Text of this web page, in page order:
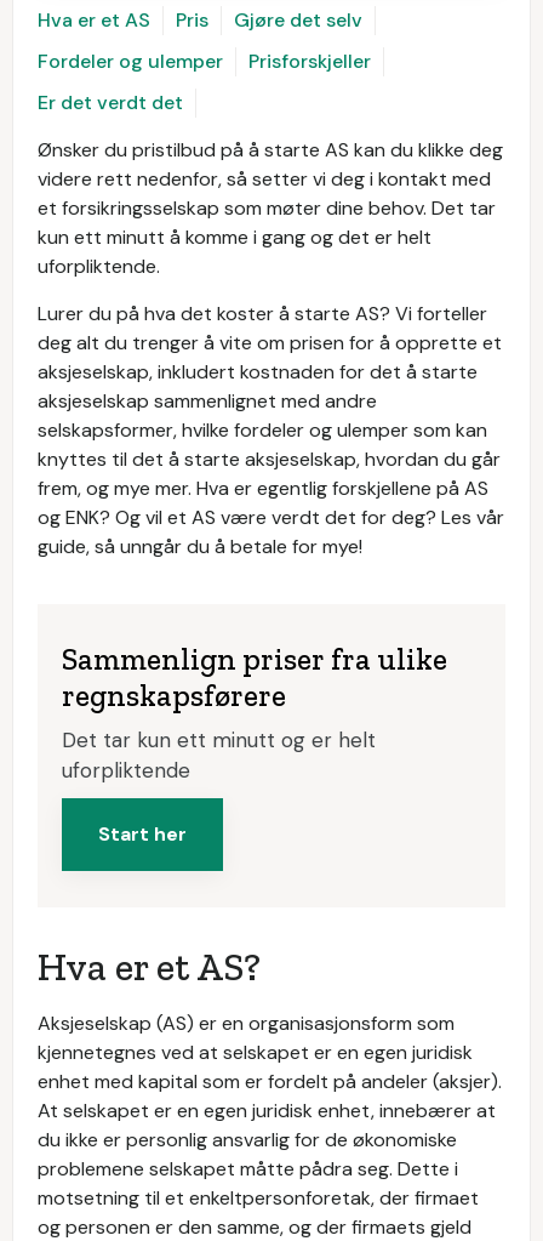
Hva er et AS Pris
Gjøre det selv
Fordeler og ulemper
Prisforskjeller
Er det verdt det
Ønsker du pristilbud på å starte AS kan du klikke deg
videre rett nedenfor, så setter vi deg i kontakt med
et forsikringsselskap som møter dine behov. Det tar
kun ett minutt å komme i gang og det er helt
uforpliktende.
Lurer du på hva det koster å starte AS? Vi forteller
deg alt du trenger å vite om prisen for å opprette et
aksjeselskap, inkludert kostnaden for det å starte
aksjeselskap sammenlignet med andre
selskapsformer, hvilke fordeler og ulemper som kan
knyttes til det å starte aksjeselskap, hvordan du går
frem, og mye mer. Hva er egentlig forskjellene på AS
og ENK? Og vil et AS være verdt det for deg? Les vår
guide, så unngår du å betale for mye!
Sammenlign priser fra ulike
regnskapsførere
Det tar kun ett minutt og er helt
uforpliktende
Start her
Hva er et AS?
Aksjeselskap (AS) er en organisasjonsform som
kjennetegnes ved at selskapet er en egen juridisk
enhet med kapital som er fordelt på andeler (aksjer).
At selskapet er en egen juridisk enhet, innebærer at
du ikke er personlig ansvarlig for de økonomiske
problemene selskapet måtte pådra seg. Dette i
motsetning til et enkeltpersonforetak, der firmaet
og personen er den samme, og der firmaets gjeld